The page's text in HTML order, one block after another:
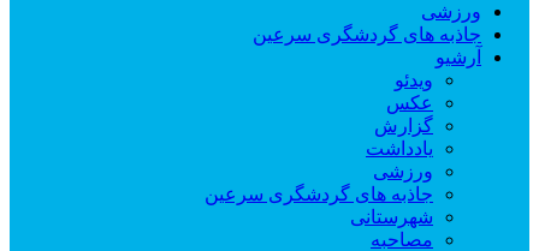
ورزشی
جاذبه های گردشگری سرعین
آرشیو
ویدئو
عکس
گزارش
یادداشت
ورزشی
جاذبه های گردشگری سرعین
شهرستانی
مصاحبه